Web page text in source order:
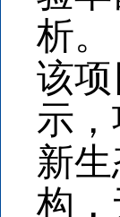
析。
该
示
新
构